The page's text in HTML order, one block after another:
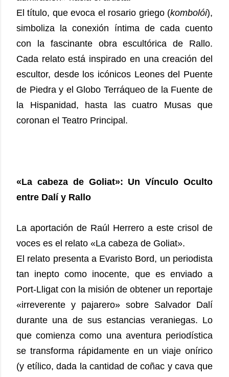
El título, que evoca el rosario griego (kombolói),
simboliza la conexión íntima de cada cuento
con la fascinante obra escultórica de Rallo.
Cada relato está inspirado en una creación del
escultor, desde los icónicos Leones del Puente
de Piedra y el Globo Terráqueo de la Fuente de
la Hispanidad, hasta las cuatro Musas que
coronan el Teatro Principal.
«La cabeza de Goliat»: Un Vínculo Oculto
entre Dalí y Rallo
La aportación de Raúl Herrero a este crisol de
voces es el relato «La cabeza de Goliat».
El relato presenta a Evaristo Bord, un periodista
tan inepto como inocente, que es enviado a
Port-Lligat con la misión de obtener un reportaje
«irreverente y pajarero» sobre Salvador Dalí
durante una de sus estancias veraniegas. Lo
que comienza como una aventura periodística
se transforma rápidamente en un viaje onírico
(y etílico, dada la cantidad de coñac y cava que